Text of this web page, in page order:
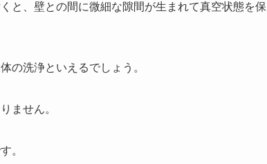
と、壁との間に微細な隙間が生まれて真空状態を保
の洗浄といえるでしょう。
ません。
。